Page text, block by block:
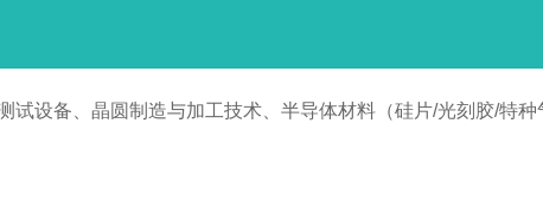
设备、晶圆制造与加工技术、半导体材料（硅片/光刻胶/特